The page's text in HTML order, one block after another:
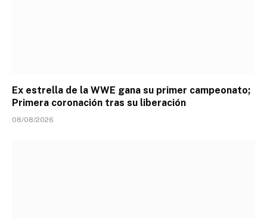
Ex estrella de la WWE gana su primer campeonato;
Primera coronación tras su liberación
08/08/2026